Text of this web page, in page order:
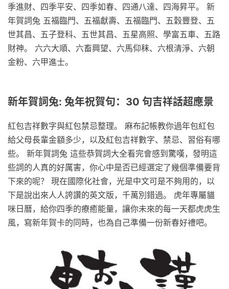
季進財、四季平安、四季如春、四通八達、四海昇平。 新
年賀詞兔 五福臨門、五福獻壽、五福臨門、五穀豐登、五
世其昌、五子登科、五世其昌、五星高照、學富五車、五路
財神。 六六大順、六畜興望、六馬仰秣、六根清淨、六朝
金粉、六甲進士。
新年賀詞兔: 兔年祝賀句：30 句吉祥話超應景
紅包吉祥數字與紅包禁忌整理。 麻布記帳教你過年包紅包
給父母長輩金額多少，以及紅包吉祥數字、禁忌、習俗有哪
些。 新年賀詞兔 這些恭賀詞大全看完會感到驚嘆，發明這
些詞的人真的好厲害，你心中是否已經選定了幾個準備要背
下來的呢？ 現在國際化社會，光是中文可是不夠用的，以
下是說出來人人誇讚的英文版，千萬別錯過。 虎年專屬貓
咪日曆，給你四季的療癒能量，讓你未來的每一天都虎虎生
風，寫新年賀卡的同時，也為自己準備一份新春好禮吧。